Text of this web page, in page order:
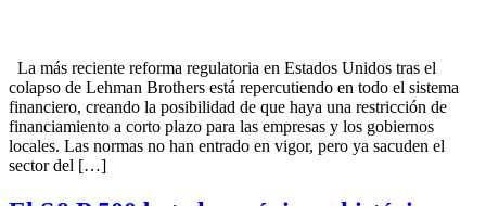
La más reciente reforma regulatoria en Estados Unidos tras el
colapso de Lehman Brothers está repercutiendo en todo el sistema
financiero, creando la posibilidad de que haya una restricción de
financiamiento a corto plazo para las empresas y los gobiernos
locales. Las normas no han entrado en vigor, pero ya sacuden el
sector del […]